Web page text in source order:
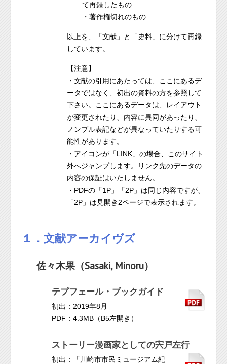
て再録したもの
・著作権切れのもの
以上を、「文献」と「史料」に分けて再録
しています。
【注意】
・文献の引用にあたっては、ここにあるデ
ータではなく、初出の資料の方を参照して
下さい。ここにあるデータは、レイアウト
が変更されたり、内容に異同があったり、
ノンブル表記などが異なっていたりする可
能性があります。
・アイコンが「LINK」の場合、このサイト
外へジャンプします。リンク先のデータの
内容の保証はいたしません。
・PDFの「1P」「2P」は同じ内容ですが、
「2P」は見開き2ページで表示されます。
１．文献アーカイヴズ
佐々木果（Sasaki, Minoru）
テプフェール・ブックガイド
初出：2019年8月
PDF：4.3MB（B5左開き）
ストーリー漫画家としての宍戸左行
初出：「川崎市市民ミュージアム紀